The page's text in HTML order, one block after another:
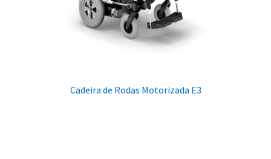
Cadeira de Rodas Motorizada E3